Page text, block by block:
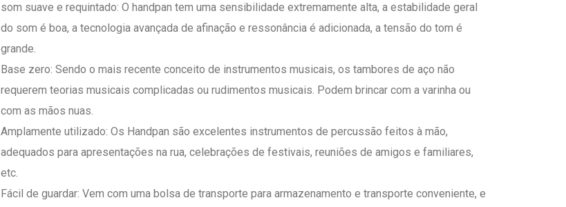
som suave e requintado: O handpan tem uma sensibilidade extremamente alta, a estabilidade geral
do som é boa, a tecnologia avançada de afinação e ressonância é adicionada, a tensão do tom é
grande.
Base zero: Sendo o mais recente conceito de instrumentos musicais, os tambores de aço não
requerem teorias musicais complicadas ou rudimentos musicais. Podem brincar com a varinha ou
com as mãos nuas.
Amplamente utilizado: Os Handpan são excelentes instrumentos de percussão feitos à mão,
adequados para apresentações na rua, celebrações de festivais, reuniões de amigos e familiares,
etc.
Fácil de guardar: Vem com uma bolsa de transporte para armazenamento e transporte conveniente, e